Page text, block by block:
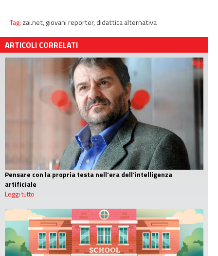
Tag: zai.net,giovani reporter,didattica alternativa
ARTICOLI CORRELATI
Pensare con la propria testa nell'era dell'intelligenza
artificiale
Leggi tutto